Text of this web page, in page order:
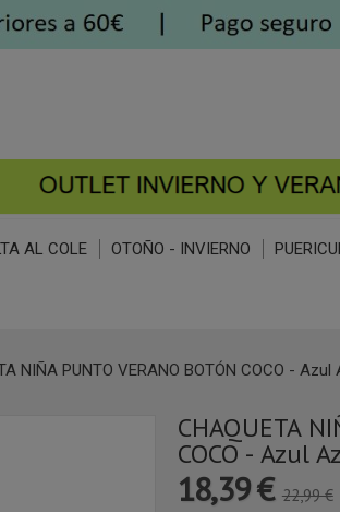
AL COLE OTOÑO - INVIERNO
NIÑA PUNTO VERANO BOTÓN COCO -
CHAQUETA
COCO - Azul
18,39 € 22,99 €